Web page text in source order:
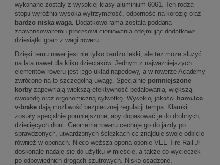
wykonane zostały z wysokiej klasy aluminium 6061. Ten rodzaj
stopu wyróżnia wysoka wytrzymałość, odporność na korozję oraz
bardzo niska waga. Dodatkowo rama została poddana
zaawansowanemu procesowi cieniowania odejmując dodatkowe
dziesiątki gram z wagi roweru.
Dzięki temu rower jest nie tylko bardzo lekki, ale też może służyć
na lata nawet dla kliku dzieciaków. Jednym z najważniejszych
elementów roweru jest jego układ napędowy, a w rowerze Academy
zwrócono na to szczególną uwagę. Specjalnie pomniejszone
korby zapewniają większą efektywność pedałowania, większą
swobodę oraz ergonomiczną sylwetkę. Wysokiej jakości hamulce
v-brake dają możliwość bezpiecznej regulacji tempa. Klamki
zostały specjalnie pomniejszone, aby dopasować je do drobnych,
dziecięcych dłoni. Geometria roweru cechuje go do jazdy po
sprawdzonych, utwardzonych ścieżkach co znajduje swoje odbicie
również w oponach. Nieco węższa opona oponie VEE Tire Rail Jr
doskonale nadaje się do użytku w mieście, a także do wycieczek
po odpowiednich drogach szutrowych. Nisko osadzone,